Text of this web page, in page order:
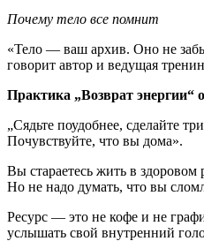
Почему тело все помнит
«Тело — ваш архив. Оно не
говорит автор и ведущая
Практика „Возврат энергии“
„Сядьте поудобнее, сделайте
Почувствуйте, что вы дома».
Вы стараетесь жить в
Но не надо думать, что вы
Ресурс — это не кофе и не
услышать свой внутренний